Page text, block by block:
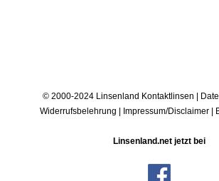
© 2000-2024 Linsenland Kontaktlinsen |
Widerrufsbelehrung | Impressum/Disclaimer |
Linsenland.net jetzt bei